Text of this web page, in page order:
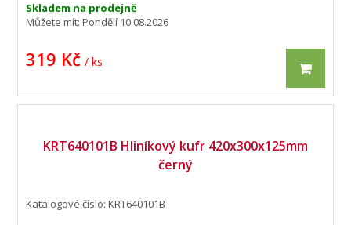
Skladem na prodejně
Můžete mít:Pondělí 10.08.2026
319 Kč / ks
KRT640101B Hliníkový kufr 420x300x125mm
černý
Katalogové číslo: KRT640101B